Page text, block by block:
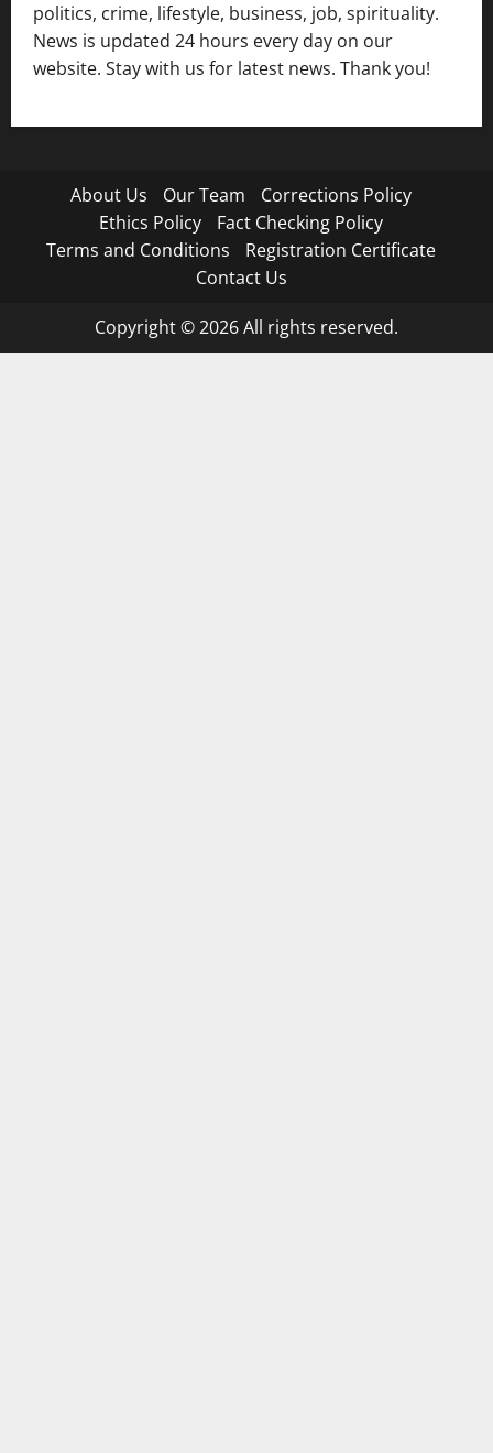
politics, crime, lifestyle, business, job, spirituality.
News is updated 24 hours every day on our
website. Stay with us for latest news. Thank you!
About Us Our Team
Corrections Policy
Ethics Policy
Fact Checking Policy
Terms and Conditions
Registration Certificate
Contact Us
Copyright © 2026 All rights reserved.